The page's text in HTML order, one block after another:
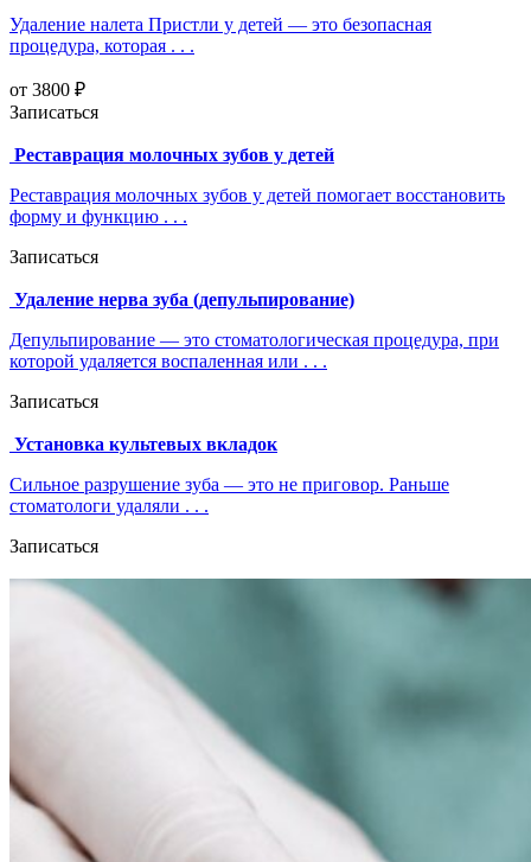
Удаление налета Пристли у детей — это безопасная
процедура, которая . . .
от 3800 ₽
Записаться
Реставрация молочных зубов у детей
Реставрация молочных зубов у детей помогает восстановить
форму и функцию . . .
Записаться
Удаление нерва зуба (депульпирование)
Депульпирование — это стоматологическая процедура, при
которой удаляется воспаленная или . . .
Записаться
Установка культевых вкладок
Сильное разрушение зуба — это не приговор. Раньше
стоматологи удаляли . . .
Записаться